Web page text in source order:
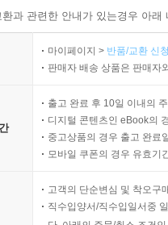
과 관련한 안내가 있는경우 아
마이페이지 > 반품/교환 신
판매자 배송 상품은 판매자
출고 완료 후 10일 이내의
디지털 콘텐츠인 eBook의
중고상품의 경우 출고 완료
모바일 쿠폰의 경우 유효기
고객의 단순변심 및 착오구
직수입양서/직수입일서중